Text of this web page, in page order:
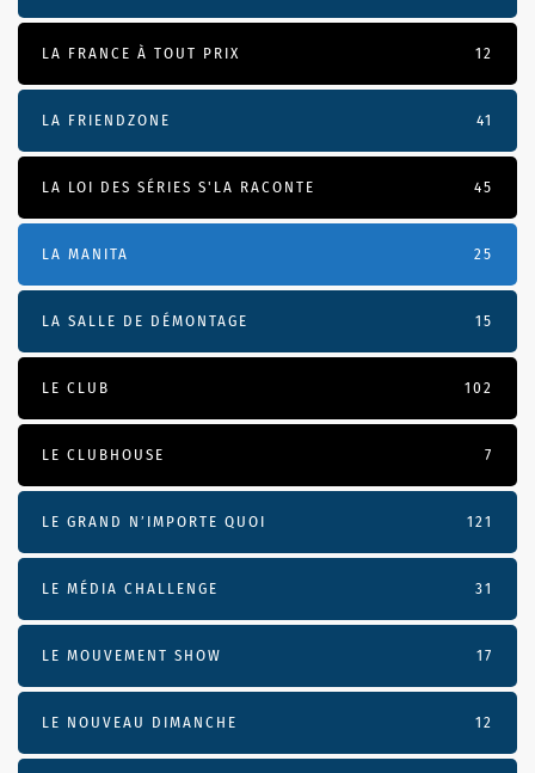
LA FRANCE À TOUT PRIX 12
LA FRIENDZONE 41
LA LOI DES SÉRIES S'LA RACONTE 45
LA MANITA 25
LA SALLE DE DÉMONTAGE 15
LE CLUB 102
LE CLUBHOUSE 7
LE GRAND N’IMPORTE QUOI 121
LE MÉDIA CHALLENGE 31
LE MOUVEMENT SHOW 17
LE NOUVEAU DIMANCHE 12